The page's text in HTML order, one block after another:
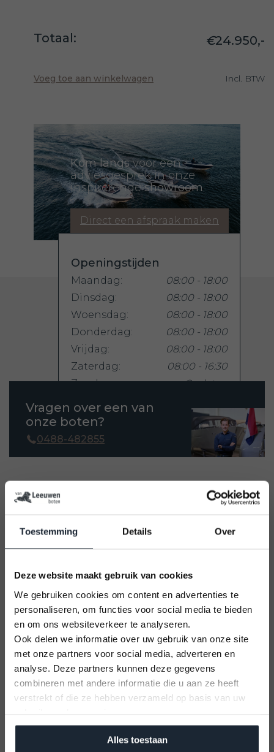
Toestemming Details Over
Deze website maakt gebruik van cookies
We gebruiken cookies om content en advertenties te
personaliseren, om functies voor social media te bieden
en om ons websiteverkeer te analyseren.
Ook delen we informatie over uw gebruik van onze site
met onze partners voor social media, adverteren en
analyse. Deze partners kunnen deze gegevens
combineren met andere informatie die u aan ze heeft
verstrekt of die ze hebben verzameld op basis van uw
Alles toestaan
U kunt alleen nog plekken reserveren op
12 September 2026
Vaarbewijs cursus
Kom alles leren voor je vaaravontuur!
Meld je aan
Totaal: €24.950,-
Voeg toe aan winkelwagen Incl. BTW
Product informatie
DeTOPCRAFT 627 TENDER
varen.
Wij hebben bij de ontwikkeling geheel rekening
gehouden met de wensen van deze tijd
Deze Topcraft 627 Tender is standaard
– Zeer luxe gecapitoneerde kussenset
– zeer hoge rugkussens met perfecte
– zeer ruime zonnedek achter
Kom langsvoor een
adviesgesprek in onze
inspirerendeshowroom
Direct een afspraak maken
Openingstijden
Maandag:
08:00 - 18:00
Dinsdag:
08:00 - 18:00
Woensdag:
08:00 - 18:00
Donderdag:
08:00 - 18:00
Vrijdag:
08:00 - 18:00
Zaterdag:
08:00 - 16:30
Zondag:
Gesloten
Vragen over een van
onze boten?
0488-482855